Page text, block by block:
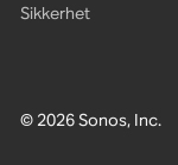
© 2026 Sonos, Inc.
Sikkerhet